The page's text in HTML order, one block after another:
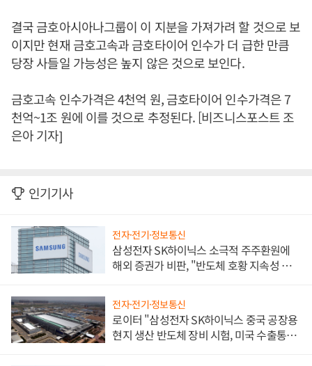
결국 금호아시아나그룹이 이 지분을 가져가려 할 것으로 보
이지만 현재 금호고속과 금호타이어 인수가 더 급한 만큼
당장 사들일 가능성은 높지 않은 것으로 보인다.
금호고속 인수가격은 4천억 원, 금호타이어 인수가격은 7
천억~1조 원에 이를 것으로 추정된다. [비즈니스포스트 조
은아 기자]
인기기사
전자·전기·정보통신
삼성전자 SK하이닉스 소극적 주주환원에
해외 증권가 비판, "반도체 호황 지속성 의
전자·전기·정보통신
로이터 "삼성전자 SK하이닉스 중국 공장용
현지 생산 반도체 장비 시험, 미국 수출통제